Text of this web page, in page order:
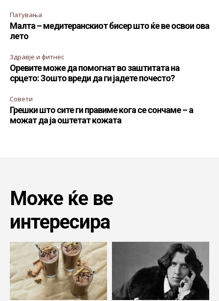
Патувања
Малта – медитеранскиот бисер што ќе ве освои ова
лето
Здравје и фитнес
Оревите може да помогнат во заштитата на
срцето: Зошто вреди да ги јадете почесто?
Совети
Грешки што сите ги правиме кога се сончаме – а
можат да ја оштетат кожата
Може ќе ве
интересира